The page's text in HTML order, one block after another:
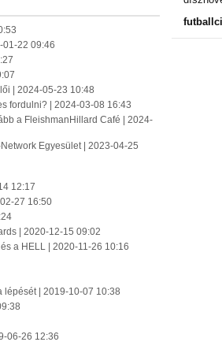
01-22 09:46
| 2024-05-23 10:48
fordulni? | 2024-03-08 16:43
a FleishmanHillard Café | 2024-
Egyesület | 2023-04-25
12:17
27 16:50
| 2020-12-15 09:02
a HELL | 2020-11-26 10:16
lépését | 2019-10-07 10:38
06-26 12:36